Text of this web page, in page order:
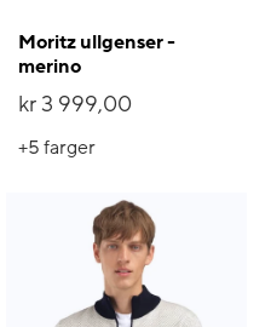
Moritz ullgenser -
merino
kr 3 999,00
+5farger